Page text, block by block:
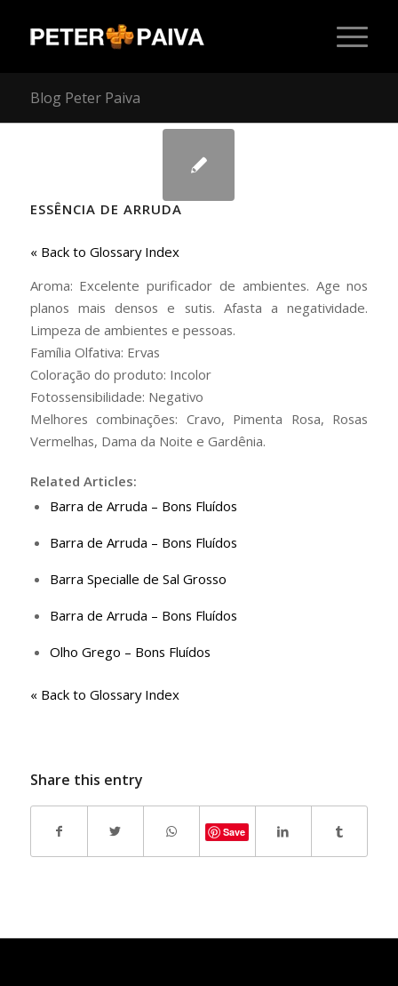
Blog Peter Paiva
ESSÊNCIA DE ARRUDA
« Back to Glossary Index
Aroma: Excelente purificador de ambientes. Age nos
planos mais densos e sutis. Afasta a negatividade.
Limpeza de ambientes e pessoas.
Família Olfativa: Ervas
Coloração do produto: Incolor
Fotossensibilidade: Negativo
Melhores combinações: Cravo, Pimenta Rosa, Rosas
Vermelhas, Dama da Noite e Gardênia.
Related Articles:
Barra de Arruda – Bons Fluídos
Barra de Arruda – Bons Fluídos
Barra Specialle de Sal Grosso
Barra de Arruda – Bons Fluídos
Olho Grego – Bons Fluídos
« Back to Glossary Index
Share this entry
Save